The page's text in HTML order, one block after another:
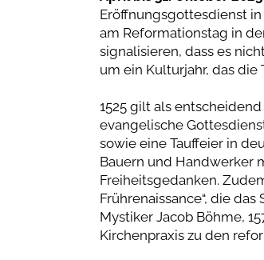
Eröffnungsgottesdienst
am Reformationstag in
signalisieren, dass es
um ein Kulturjahr, das
1525 gilt als
evangelische
sowie eine Tauffeier in
Bauern und Handwerker
Freiheitsgedanken.
Frührenaissance“, die
Mystiker Jacob Böhme,
Kirchenpraxis zu den